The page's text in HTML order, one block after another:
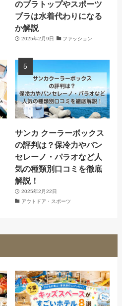
のブラトップやスポーツ
ブラは水着代わりになる
か解説
2025年2月9日 ファッション
サンカ クーラーボックス
の評判は？保冷力やバン
セレーノ・パラオなど人
気の種類別口コミを徹底
解説！
2025年2月22日
アウトドア・スポーツ